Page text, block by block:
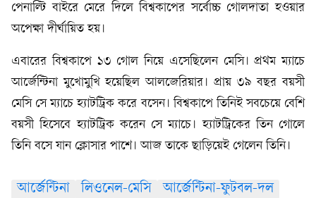
পেনাল্টি বাইরে মেরে দিলে বিশ্বকাপের সর্বোচ্চ গোলদাতা হওয়ার
অপেক্ষা দীর্ঘায়িত হয়।
এবারের বিশ্বকাপে ১৩ গোল নিয়ে এসেছিলেন মেসি। প্রথম ম্যাচে
আর্জেন্টিনা মুখোমুখি হয়েছিল আলজেরিয়ার। প্রায় ৩৯ বছর বয়সী
মেসি সে ম্যাচে হ্যাটট্রিক করে বসেন। বিশ্বকাপে তিনিই সবচেয়ে বেশি
বয়সী হিসেবে হ্যাটট্রিক করেন সে ম্যাচে। হ্যাটট্রিকের তিন গোলে
তিনি বসে যান ক্লোসার পাশে। আজ তাকে ছাড়িয়েই গেলেন তিনি।
আর্জেন্টিনা লিওনেল-মেসি
আর্জেন্টিনা-ফুটবল-দল